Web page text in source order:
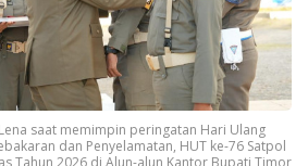
saat memimpin peringatan Hari Ulang
dan Penyelamatan, HUT ke-76 Satpol
Tahun 2026 di Alun-alun Kantor Bupati Timor